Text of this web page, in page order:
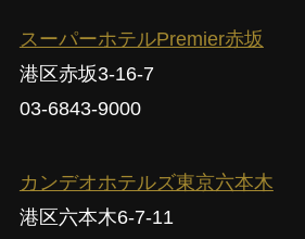
スーパーホテルPremier赤坂
港区赤坂3-16-7
03-6843-9000
カンデオホテルズ東京六本木
港区六本木6-7-11